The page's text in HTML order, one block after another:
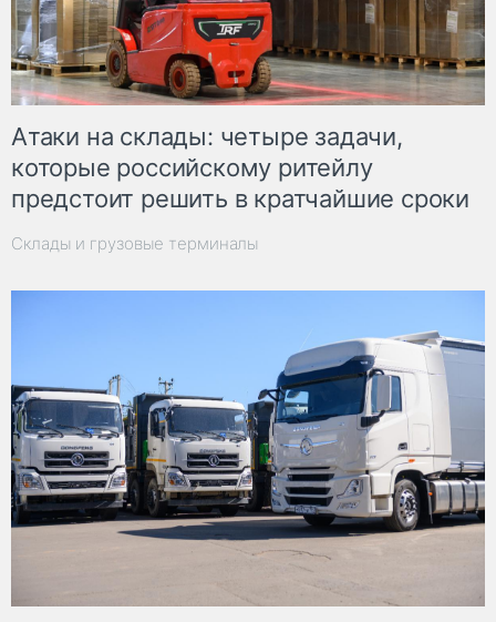
Атаки на склады: четыре задачи,
которые российскому ритейлу
предстоит решить в кратчайшие сроки
Склады и грузовые терминалы